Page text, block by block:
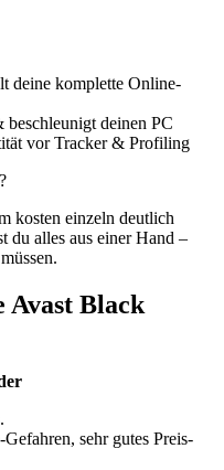
deine komplette Online-
deinen PC
vor Tracker & Profiling
kosten einzeln deutlich
du alles aus einer Hand –
Avast Black
sehr gutes Preis-